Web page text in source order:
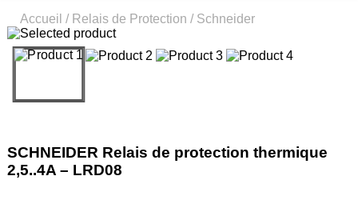
Accueil / Relais de Protection / Schneider
SCHNEIDER Relais de protection thermique
2,5..4A – LRD08